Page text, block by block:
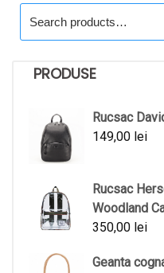
for:
PRODUSE
Rucsac
149,00 lei
Rucsac
Woodland
350,00 lei
Geanta